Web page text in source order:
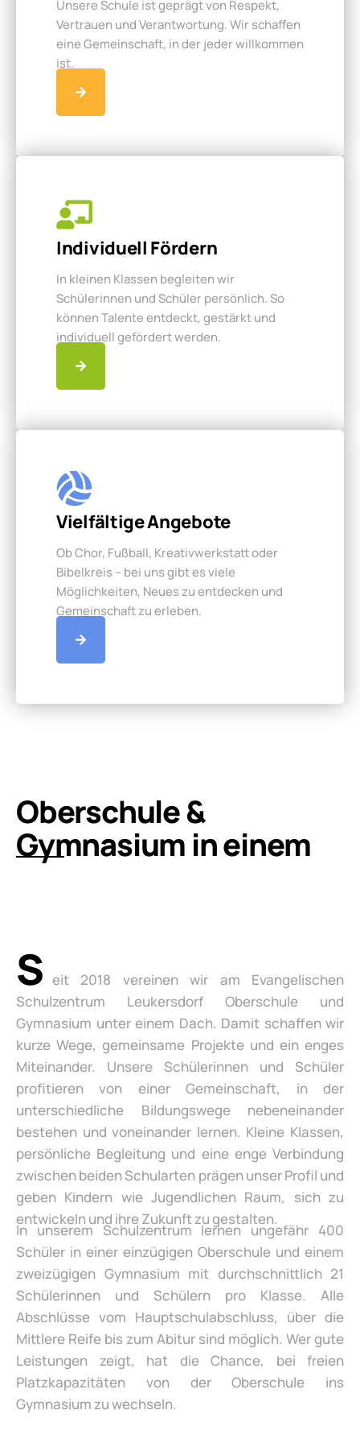
Unsere Schule ist geprägt von Respekt,
Vertrauen und Verantwortung. Wir schaffen
eine Gemeinschaft, in der jeder willkommen
ist.
Individuell Fördern
In kleinen Klassen begleiten wir
Schülerinnen und Schüler persönlich. So
können Talente entdeckt, gestärkt und
individuell gefördert werden.
Vielfältige Angebote
Ob Chor, Fußball, Kreativwerkstatt oder
Bibelkreis – bei uns gibt es viele
Möglichkeiten, Neues zu entdecken und
Gemeinschaft zu erleben.
Oberschule &
Gymnasium in einem
S eit 2018 vereinen wir am Evangelischen
Schulzentrum Leukersdorf Oberschule und
Gymnasium unter einem Dach. Damit schaffen wir
kurze Wege, gemeinsame Projekte und ein enges
Miteinander. Unsere Schülerinnen und Schüler
profitieren von einer Gemeinschaft, in der
unterschiedliche Bildungswege nebeneinander
bestehen und voneinander lernen. Kleine Klassen,
persönliche Begleitung und eine enge Verbindung
zwischen beiden Schularten prägen unser Profil und
geben Kindern wie Jugendlichen Raum, sich zu
entwickeln und ihre Zukunft zu gestalten.
In unserem Schulzentrum lernen ungefähr 400
Schüler in einer einzügigen Oberschule und einem
zweizügigen Gymnasium mit durchschnittlich 21
Schülerinnen und Schülern pro Klasse. Alle
Abschlüsse vom Hauptschulabschluss, über die
Mittlere Reife bis zum Abitur sind möglich. Wer gute
Leistungen zeigt, hat die Chance, bei freien
Platzkapazitäten von der Oberschule ins
Gymnasium zu wechseln.